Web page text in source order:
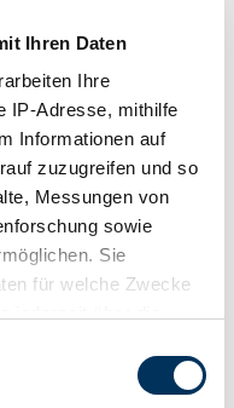
Ihren Daten
Ihre
IP-Adresse, mithilfe
Informationen auf
zuzugreifen und so
Messungen von
sowie
Sie
für welche Zwecke